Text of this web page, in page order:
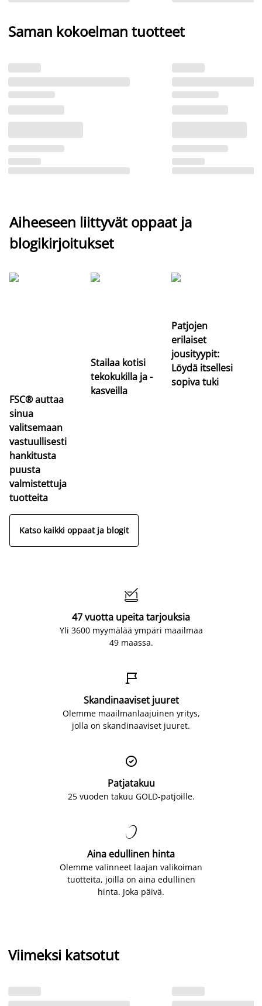
Saman kokoelman tuotteet
Aiheeseen liittyvät oppaat ja
blogikirjoitukset
FSC® auttaa
sinua
valitsemaan
vastuullisesti
hankitusta
puusta
valmistettuja
tuotteita
Stailaa kotisi
tekokukilla ja -
kasveilla
Patjojen
erilaiset
jousityypit:
Löydä itsellesi
sopiva tuki
Katso kaikki oppaat ja blogit

47 vuotta upeita tarjouksia
Yli 3600 myymälää ympäri maailmaa
49 maassa.

Skandinaaviset juuret
Olemme maailmanlaajuinen yritys,
jolla on skandinaaviset juuret.

Patjatakuu
25 vuoden takuu GOLD-patjoille.

Aina edullinen hinta
Olemme valinneet laajan valikoiman
tuotteita, joilla on aina edullinen
hinta. Joka päivä.
Viimeksi katsotut